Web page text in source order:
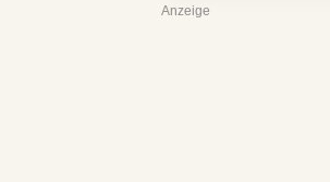
Anzeige